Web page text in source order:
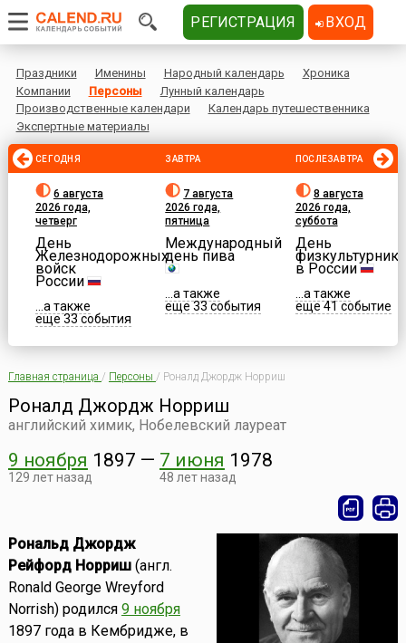
Праздники Именины Народный календарь
Хроника
Компании
Персоны
Лунный календарь
Производственные календари
Календарь путешественника
Экспертные материалы
СЕГОДНЯ
6 августа
2026 года,
четверг
День
Железнодорожных
войск
России
...а также
еще 33 события
ЗАВТРА
7 августа
2026 года,
пятница
Международный
день пива
...а также
еще 33 события
ПОСЛЕЗАВТРА
8 августа
2026 года,
суббота
День
физкультурника
в России
...а также
еще 41 событие
Главная страница / Персоны / Роналд Джордж Норриш
Роналд Джордж Норриш
английский химик, Нобелевский лауреат
9 ноября 1897
129 лет назад
— 7 июня 1978
48 лет назад
Рональд Джордж
Рейфорд Норриш(англ.
Ronald George Wreyford
Norrish) родился 9 ноября
1897 года в Кембридже, в
РЕГИСТРАЦИЯ ВХОД